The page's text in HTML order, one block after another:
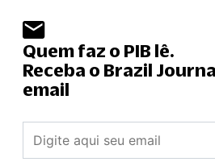
Quem faz o PIB lê.
Receba o Brazil
email